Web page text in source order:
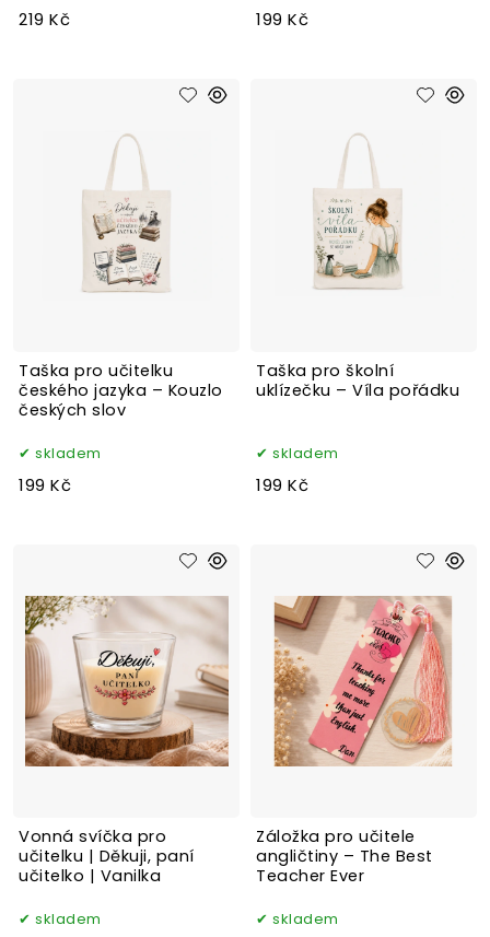
219 Kč 199 Kč
Taška pro učitelku
českého jazyka – Kouzlo
českých slov
skladem
199 Kč
Taška pro školní
uklízečku – Víla pořádku
skladem
199 Kč
Vonná svíčka pro
učitelku | Děkuji, paní
učitelko | Vanilka
skladem
Záložka pro učitele
angličtiny – The Best
Teacher Ever
skladem